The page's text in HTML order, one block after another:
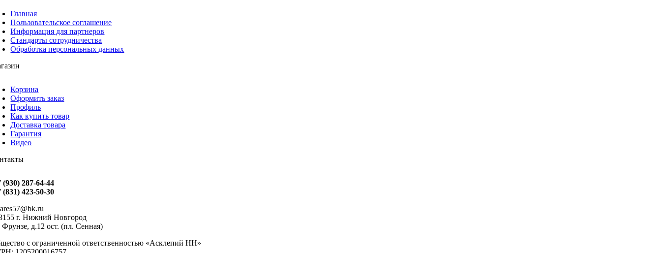
Главная
Пользовательское соглашение
Информация для партнеров
Стандарты сотрудничества
Обработка персональных данных
Корзина
Оформить заказ
Профиль
Как купить товар
Доставка товара
Гарантия
Видео
(930) 287-64-44
(831) 423-50-30
г. Нижний Новгород
Фрунзе, д.12 ост. (пл. Сенная)
с ограниченной ответственностью «Асклепий НН»